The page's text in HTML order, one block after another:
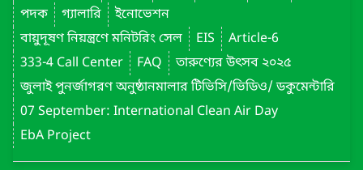
পদক
গ্যালারি
ইনোভেশন
বায়ুদূষণ নিয়ন্ত্রণে মনিটরিং সেল
EIS
Article-6
333-4 Call Center
FAQ
তারুণ্যের উৎসব ২০২৫
জুলাই পুনর্জাগরণ অনুষ্ঠানমালার টিভিসি/ভিডিও/ ডকুমেন্টারি
07 September: International Clean Air Day
EbA Project